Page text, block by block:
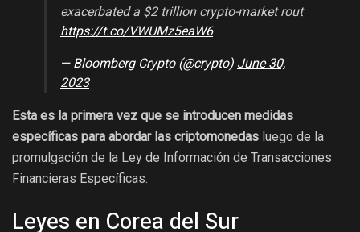
exacerbated a $2 trillion crypto-market rout
https://t.co/VWUMz5eaW6
— Bloomberg Crypto (@crypto) June 30,
2023
Esta es la primera vez que se introducen medidas
específicas para abordar las criptomonedas luego de la
promulgación de la Ley de Información de Transacciones
Financieras Específicas.
Leyes en Corea del Sur